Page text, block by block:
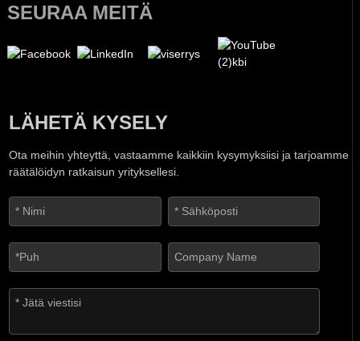
SEURAA MEITÄ
LÄHETÄ KYSELY
Ota meihin yhteyttä, vastaamme kaikkiin kysymyksiisi ja tarjoamme
räätälöidyn ratkaisun yrityksellesi.